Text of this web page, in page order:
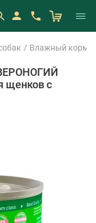
Влажный корм
с